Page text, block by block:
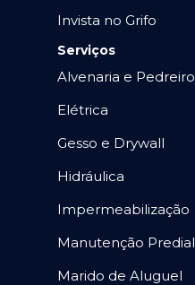
Invista no Grifo
Serviços
Alvenaria e Pedreiro
Elétrica
Gesso e Drywall
Hidráulica
Impermeabilização
Manutenção Predial
Marido de Aluguel